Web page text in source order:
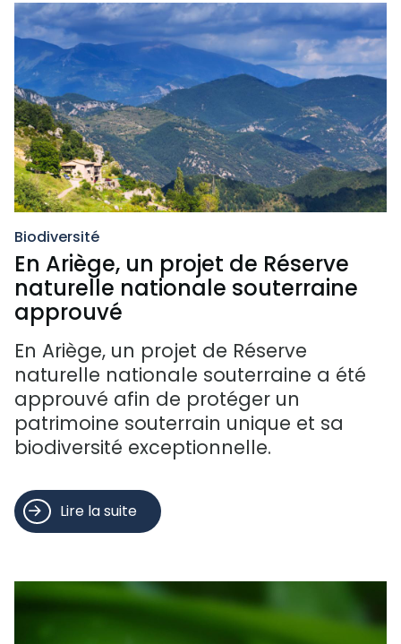
Biodiversité
En Ariège, un projet de Réserve
naturelle nationale souterraine
approuvé
En Ariège, un projet de Réserve
naturelle nationale souterraine a été
approuvé afin de protéger un
patrimoine souterrain unique et sa
biodiversité exceptionnelle.
Lire la suite